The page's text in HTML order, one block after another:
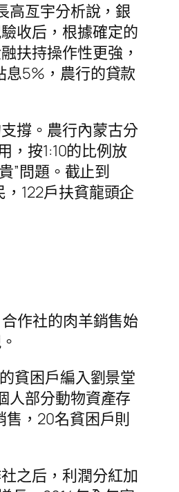
高亙宇分析說，銀
收后，根據確定的
扶持操作性更強，
息5%，農行的貸款
撐。農行內蒙古分
，按1:10的比例放
”問題。截止到
122戶扶貧龍頭企
作社的肉羊銷售始
貧困戶編入劉景堂
人部分動物資產存
售，20名貧困戶則
之后，利潤分紅加